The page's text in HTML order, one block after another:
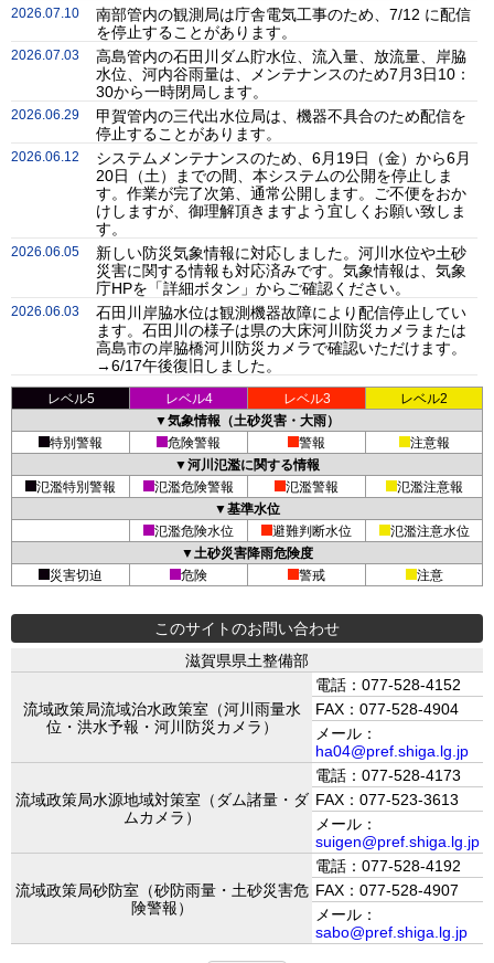
2026.07.10
南部管内の観測局は庁舎電気工事のため、7/12 に配信
を停止することがあります。
2026.07.03
高島管内の石田川ダム貯水位、流入量、放流量、岸脇
水位、河内谷雨量は、メンテナンスのため7月3日10：
30から一時閉局します。
2026.06.29
甲賀管内の三代出水位局は、機器不具合のため配信を
停止することがあります。
2026.06.12
システムメンテナンスのため、6月19日（金）から6月
20日（土）までの間、本システムの公開を停止しま
す。作業が完了次第、通常公開します。ご不便をおか
けしますが、御理解頂きますよう宜しくお願い致しま
す。
2026.06.05
新しい防災気象情報に対応しました。河川水位や土砂
災害に関する情報も対応済みです。気象情報は、気象
庁HPを「詳細ボタン」からご確認ください。
2026.06.03
石田川岸脇水位は観測機器故障により配信停止してい
ます。石田川の様子は県の大床河川防災カメラまたは
高島市の岸脇橋河川防災カメラで確認いただけます。
→6/17午後復旧しました。
レベル5 レベル4 レベル3
レベル2
▼気象情報（土砂災害・大雨）
特別警報
危険警報 警報
注意報
▼河川氾濫に関する情報
氾濫特別警報
氾濫危険警報 氾濫警報
氾濫注意報
▼基準水位
氾濫危険水位
避難判断水位
氾濫注意水位
▼土砂災害降雨危険度
災害切迫
危険 警戒 注意
このサイトのお問い合わせ
滋賀県県土整備部
流域政策局流域治水政策室（河川雨量水
位・洪水予報・河川防災カメラ）
電話：077-528-4152
FAX：077-528-4904
メール：
ha04@pref.shiga.lg.jp
流域政策局水源地域対策室（ダム諸量・ダ
ムカメラ）
電話：077-528-4173
FAX：077-523-3613
メール：
suigen@pref.shiga.lg.jp
流域政策局砂防室（砂防雨量・土砂災害危
険警報）
電話：077-528-4192
FAX：077-528-4907
メール：
sabo@pref.shiga.lg.jp